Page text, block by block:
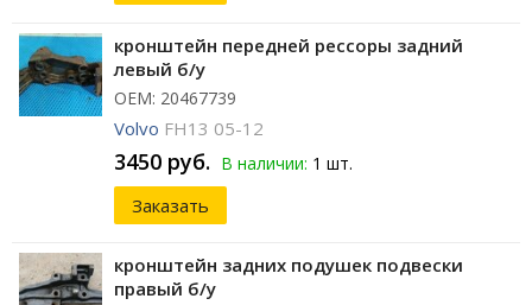
кронштейн передней рессоры задний
левый б/у
ОЕМ: 20467739
Volvo FH13 05-12
3450 руб. В наличии: 1 шт.
Заказать
кронштейн задних подушек подвески
правый б/у